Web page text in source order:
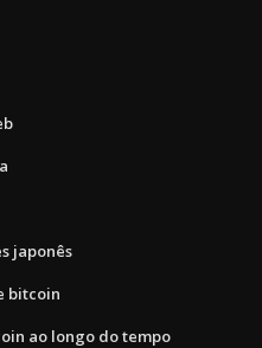
japonês
bitcoin
ao longo do tempo